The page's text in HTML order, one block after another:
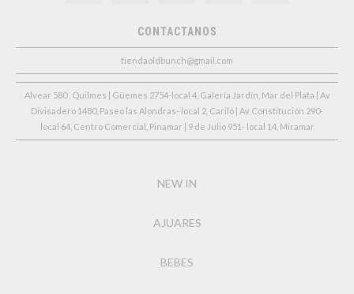
CONTACTANOS
tiendaoldbunch@gmail.com
Alvear 580 , Quilmes | Güemes 2754-local 4, Galería Jardín, Mar del Plata | Av
Divisadero 1480, Paseo las Alondras- local 2, Cariló | Av Constitución 290-
local 64, Centro Comercial, Pinamar | 9 de Julio 951- local 14, Miramar
NEW IN
AJUARES
BEBES